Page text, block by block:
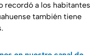
recordó a los habitantes
también tiene